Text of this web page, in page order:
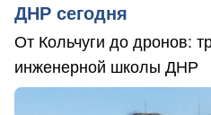
ДНР сегодня
От Кольчуги до дронов:
инженерной школы ДНР